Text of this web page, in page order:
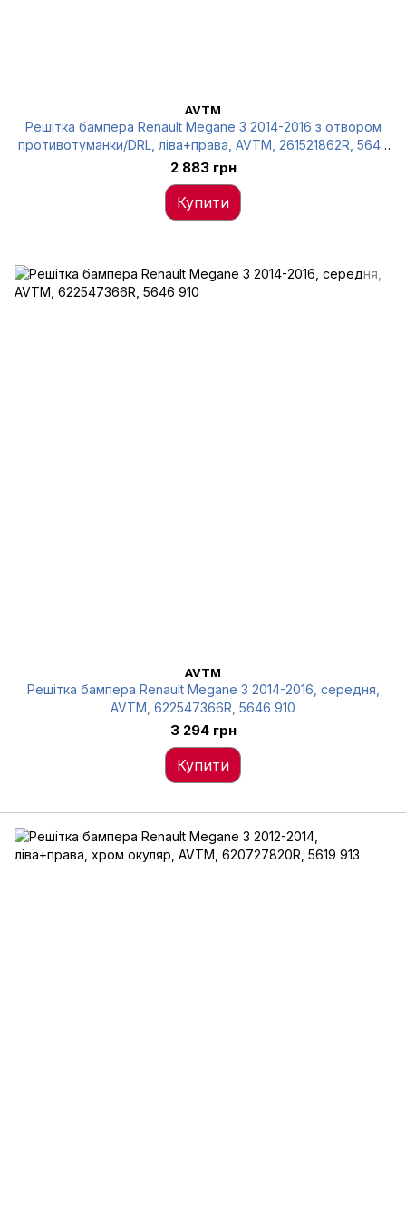
AVTM
Решітка бампера Renault Megane 3 2014-2016 з отвором
противотуманки/DRL, ліва+права, AVTM, 261521862R, 5646
912
2 883 грн
Купити
AVTM
Решітка бампера Renault Megane 3 2014-2016, середня,
AVTM, 622547366R, 5646 910
3 294 грн
Купити